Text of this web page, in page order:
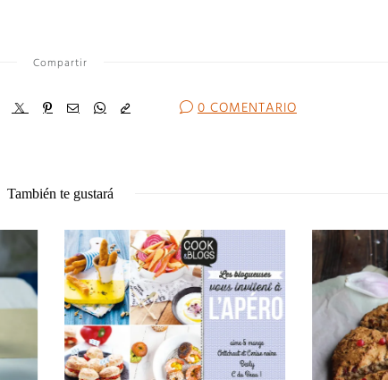
Compartir
0 COMENTARIO
También te gustará